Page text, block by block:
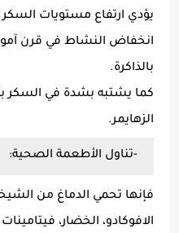
يؤدي ارتفاع مستويات
انخفاض النشاط في قرن آمون،
بالذاكرة.
كما يشتبه بشدة في السكر
الزهايمر.
-تناول الأطعمة الصحية:
فإنها تحمي الدماغ من